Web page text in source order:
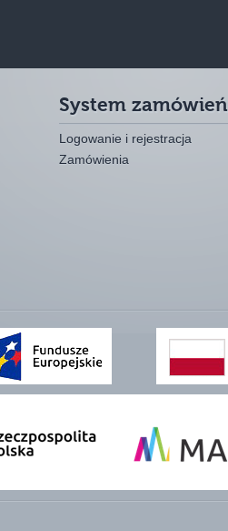
System zamówień
Logowanie i rejestracja
Zamówienia